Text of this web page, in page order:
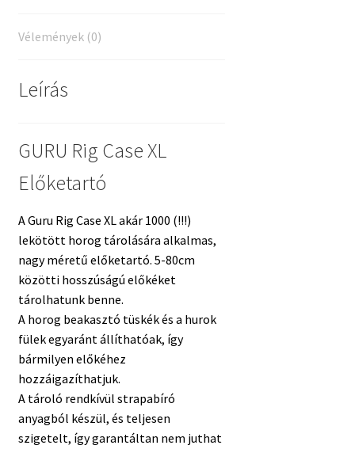
Vélemények (0)
Leírás
GURU Rig Case XL
Előketartó
A Guru Rig Case XL akár 1000 (!!!)
lekötött horog tárolására alkalmas,
nagy méretű előketartó. 5-80cm
közötti hosszúságú előkéket
tárolhatunk benne.
A horog beakasztó tüskék és a hurok
fülek egyaránt állíthatóak, így
bármilyen előkéhez
hozzáigazíthatjuk.
A tároló rendkívül strapabíró
anyagból készül, és teljesen
szigetelt, így garantáltan nem juthat